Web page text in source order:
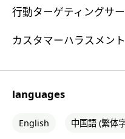
行動ターゲティングサ
カスタマーハラスメン
languages
English 中国語 (繁体